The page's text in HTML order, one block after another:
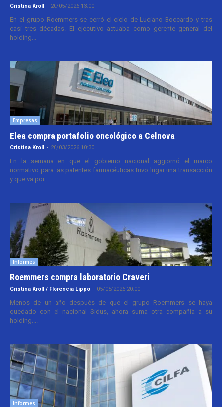
Cristina Kroll - 20/05/2026 13:00
En el grupo Roemmers se cerró el ciclo de Luciano Boccardo y tras
casi tres décadas. El ejecutivo actuaba como gerente general del
holding...
Empresas
Elea compra portafolio oncológico a Celnova
Cristina Kroll - 20/03/2026 10:30
En la semana en que el gobierno nacional aggiornó el marco
normativo para las patentes farmacéuticas tuvo lugar una transacción
y que va por...
Informes
Roemmers compra laboratorio Craveri
Cristina Kroll / Florencia Lippo - 05/05/2026 20:00
Menos de un año después de que el grupo Roemmers se haya
quedado con el nacional Sidus, ahora suma otra compañía a su
holding....
Informes